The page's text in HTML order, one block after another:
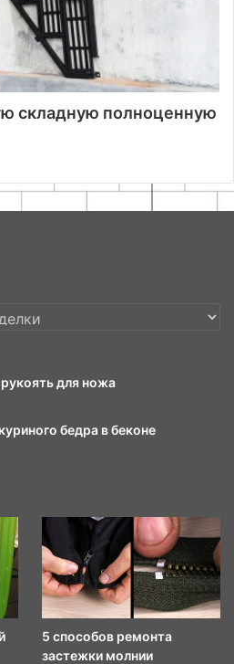
складную полноценную
для ножа
бедра в беконе
5 способов ремонта
застежки молнии